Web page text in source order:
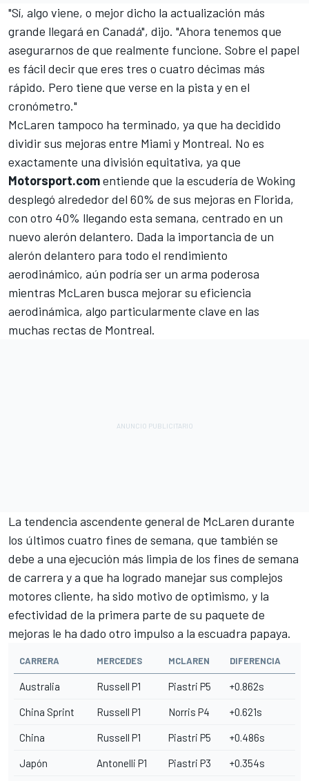
"Sí, algo viene, o mejor dicho la actualización más
grande llegará en Canadá", dijo. "Ahora tenemos que
asegurarnos de que realmente funcione. Sobre el papel
es fácil decir que eres tres o cuatro décimas más
rápido. Pero tiene que verse en la pista y en el
cronómetro."
McLaren tampoco ha terminado, ya que ha decidido
dividir sus mejoras entre Miami y Montreal. No es
exactamente una división equitativa, ya que
Motorsport.comentiende que la escudería de Woking
desplegó alrededor del 60% de sus mejoras en Florida,
con otro 40% llegando esta semana, centrado en un
nuevo alerón delantero. Dada la importancia de un
alerón delantero para todo el rendimiento
aerodinámico, aún podría ser un arma poderosa
mientras McLaren busca mejorar su eficiencia
aerodinámica, algo particularmente clave en las
muchas rectas de Montreal.
La tendencia ascendente general de McLaren durante
los últimos cuatro fines de semana, que también se
debe a una ejecución más limpia de los fines de semana
de carrera y a que ha logrado manejar sus complejos
motores cliente, ha sido motivo de optimismo, y la
efectividad de la primera parte de su paquete de
mejoras le ha dado otro impulso a la escuadra papaya.
CARRERA MERCEDES MCLAREN DIFERENCIA
Australia Russell P1 Piastri P5 +0.862s
China Sprint Russell P1 Norris P4 +0.621s
China Russell P1 Piastri P5 +0.486s
Japón Antonelli P1 Piastri P3 +0.354s